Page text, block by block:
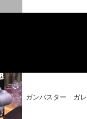
ガンバスター ガレ